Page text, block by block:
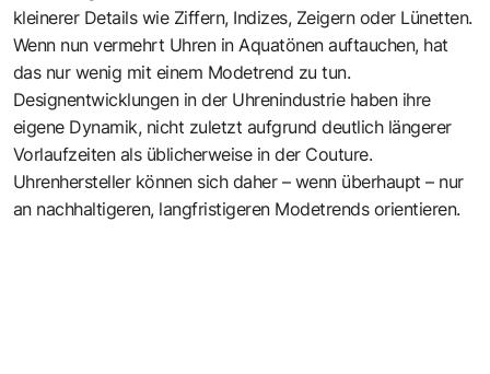
kleinerer Details wie Ziffern, Indizes, Zeigern oder Lünetten.
Wenn nun vermehrt Uhren in Aquatönen auftauchen, hat
das nur wenig mit einem Modetrend zu tun.
Designentwicklungen in der Uhrenindustrie haben ihre
eigene Dynamik, nicht zuletzt aufgrund deutlich längerer
Vorlaufzeiten als üblicherweise in der Couture.
Uhrenhersteller können sich daher – wenn überhaupt – nur
an nachhaltigeren, langfristigeren Modetrends orientieren.